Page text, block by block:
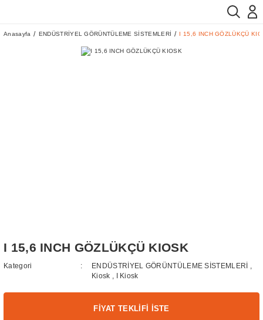
Anasayfa ENDÜSTRİYEL GÖRÜNTÜLEME SİSTEMLERİ I 15,6 INCH GÖZLÜKÇÜ
I 15,6 INCH GÖZLÜKÇÜ KIOSK
Kategori ENDÜSTRİYEL GÖRÜNTÜLEME SİSTEMLERİ
Kiosk
I Kiosk
FİYAT TEKLİFİ İSTE